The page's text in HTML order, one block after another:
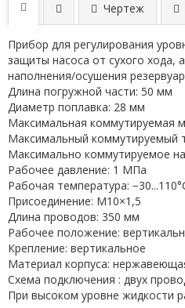
Чертеж
Прибор для регулирования
защиты насоса от сухого хода,
наполнения/осушения
Длина погружной части: 50 мм
Диаметр поплавка: 28 мм
Максимальная коммутируемая
Максимальный коммутируемый
Максимально коммутируемое
Рабочее давление: 1 МПа
Рабочая температура:
Присоединение: М10×1,5
Длина проводов: 350 мм
Рабочее положение:
Крепление: вертикальное
Материал корпуса:
Схема подключения : двух
При высоком уровне жидкости